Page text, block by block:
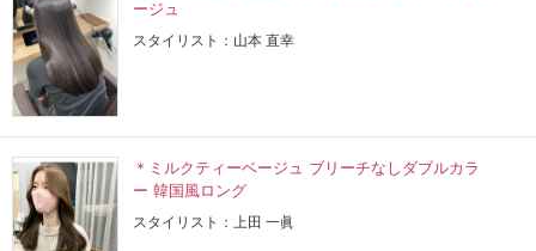
ージュ
スタイリスト：山本 直幸
＊ミルクティーベージュ ブリーチなしダブルカラ
ー 韓国風ロング
スタイリスト：上田 一眞